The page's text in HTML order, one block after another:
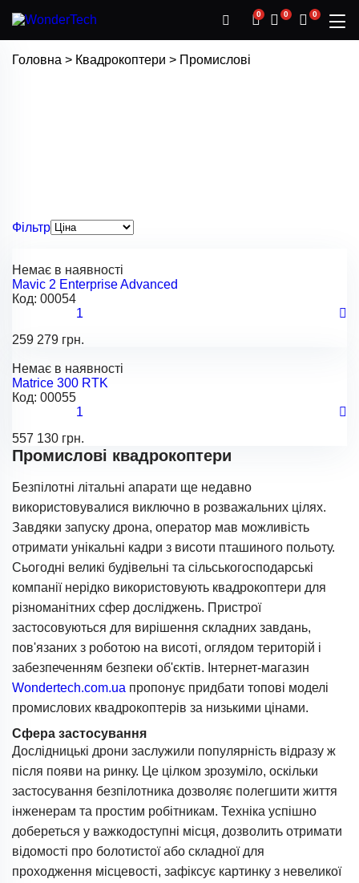
0 0 0
Головна > Квадрокоптери > Промислові
Фільтр
Немає в наявності
Mavic 2 Enterprise Advanced
Код: 00054
1
259 279 грн.
Немає в наявності
Matrice 300 RTK
Код: 00055
1
557 130 грн.
Промислові квадрокоптери
Безпілотні літальні апарати ще недавно
використовувалися виключно в розважальних цілях.
Завдяки запуску дрона, оператор мав можливість
отримати унікальні кадри з висоти пташиного польоту.
Сьогодні великі будівельні та сільськогосподарські
компанії нерідко використовують квадрокоптери для
різноманітних сфер досліджень. Пристрої
застосовуються для вирішення складних завдань,
пов'язаних з роботою на висоті, оглядом територій і
забезпеченням безпеки об'єктів. Інтернет-магазин
Wondertech.com.ua пропонує придбати топові моделі
промислових квадрокоптерів за низькими цінами.
Сфера застосування
Дослідницькі дрони заслужили популярність відразу ж
після появи на ринку. Це цілком зрозуміло, оскільки
застосування безпілотника дозволяє полегшити життя
інженерам та простим робітникам. Техніка успішно
добереться у важкодоступні місця, дозволить отримати
відомості про болотистої або складної для
проходження місцевості, зафіксує картинку з невеликої